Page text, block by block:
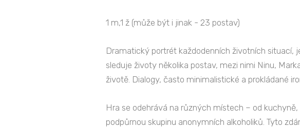
1 m,1 ž (může být i jinak - 23 postav)
Dramatický portrét každodenních životních situací,
sleduje životy několika postav, mezi nimi Ninu,
životě. Dialogy, často minimalistické a prokládané
Hra se odehrává na různých místech – od
podpůrnou skupinu anonymních alkoholiků. Tyto